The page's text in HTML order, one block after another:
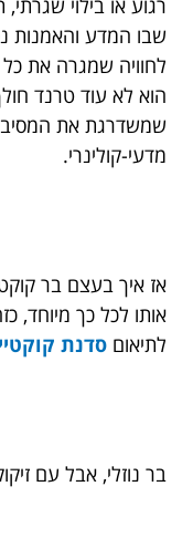
רגוע או בילוי
שבו המדע והאמנות
לחוויה שמגרה את כל
הוא לא עוד טרנד
שמשדרגת את
מדעי-קולינרי.
אז איך בעצם בר
אותו לכל כך מיוחד,
לתיאום סדנת
בר נוזלי, אבל עם